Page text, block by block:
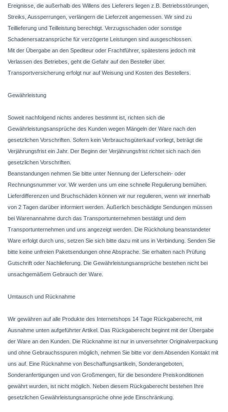
Ereignisse, die außerhalb des Willens des Lieferers liegen z.B. Betriebsstörungen,
Streiks, Aussperrungen, verlängern die Lieferzeit angemessen. Wir sind zu
Teillieferung und Teilleistung berechtigt. Verzugsschaden oder sonstige
Schadenersatzansprüche für verzögerte Leistungen sind ausgeschlossen.
Mit der Übergabe an den Spediteur oder Frachtführer, spätestens jedoch mit
Verlassen des Betriebes, geht die Gefahr auf den Besteller über.
Transportversicherung erfolgt nur auf Weisung und Kosten des Bestellers.
Gewährleistung
Soweit nachfolgend nichts anderes bestimmt ist, richten sich die
Gewährleistungsansprüche des Kunden wegen Mängeln der Ware nach den
gesetzlichen Vorschriften. Sofern kein Verbrauchsgüterkauf vorliegt, beträgt die
Verjährungsfrist ein Jahr. Der Beginn der Verjährungsfrist richtet sich nach den
gesetzlichen Vorschriften.
Beanstandungen nehmen Sie bitte unter Nennung der Lieferschein- oder
Rechnungsnummer vor. Wir werden uns um eine schnelle Regulierung bemühen.
Lieferdifferenzen und Bruchschäden können wir nur regulieren, wenn wir innerhalb
von 2 Tagen darüber informiert werden. Äußerlich beschädigte Sendungen müssen
bei Warenannahme durch das Transportunternehmen bestätigt und dem
Transportunternehmen und uns angezeigt werden. Die Rückholung beanstandeter
Ware erfolgt durch uns, setzen Sie sich bitte dazu mit uns in Verbindung. Senden Sie
bitte keine unfreien Paketsendungen ohne Absprache. Sie erhalten nach Prüfung
Gutschrift oder Nachlieferung. Die Gewährleistungsansprüche bestehen nicht bei
unsachgemäßem Gebrauch der Ware.
Umtausch und Rücknahme
Wir gewähren auf alle Produkte des Internetshops 14 Tage Rückgaberecht, mit
Ausnahme unten aufgeführter Artikel. Das Rückgaberecht beginnt mit der Übergabe
der Ware an den Kunden. Die Rücknahme ist nur in unversehrter Originalverpackung
und ohne Gebrauchsspuren möglich, nehmen Sie bitte vor dem Absenden Kontakt mit
uns auf. Eine Rücknahme von Beschaffungsartikeln, Sonderangeboten,
Sonderanfertigungen und von Großmengen, für die besondere Preiskonditionen
gewährt wurden, ist nicht möglich. Neben diesem Rückgaberecht bestehen Ihre
gesetzlichen Gewährleistungsansprüche ohne jede Einschränkung.